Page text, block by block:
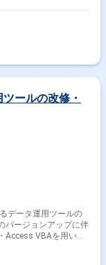
ールの改修・
VBAを用いた